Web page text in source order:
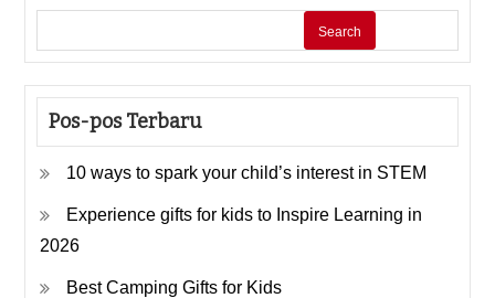
Search
Pos-pos Terbaru
10 ways to spark your child’s interest in STEM
Experience gifts for kids to Inspire Learning in
2026
Best Camping Gifts for Kids